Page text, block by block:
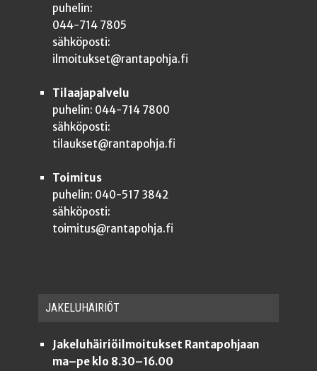
puhelin:
044-714 7805
sähköposti:
ilmoitukset@rantapohja.fi
Tilaajapalvelu
puhelin: 044-714 7800
sähköposti:
tilaukset@rantapohja.fi
Toimitus
puhelin: 040-517 3842
sähköposti:
toimitus@rantapohja.fi
JAKE­LU­HÄI­RIÖT
Jakeluhäiriöilmoitukset Rantapohjaan
ma–pe klo 8.30–16.00